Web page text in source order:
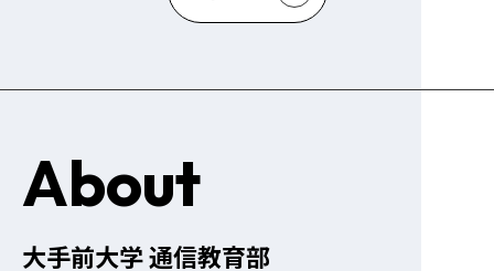
About
大手前大学 通信教育部